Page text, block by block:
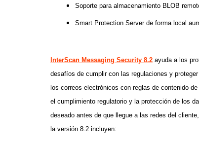
Soporte para almacenamiento BLOB
Smart Protection Server de forma local
InterScan Messaging Security 8.2 ayuda a los
desafíos de cumplir con las regulaciones y
los correos electrónicos con reglas de contenido
el cumplimiento regulatorio y la protección de los
deseado antes de que llegue a las redes del
la versión 8.2 incluyen: